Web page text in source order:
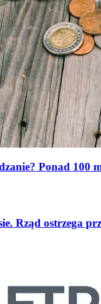
Ponad 100
Rząd ostrzega